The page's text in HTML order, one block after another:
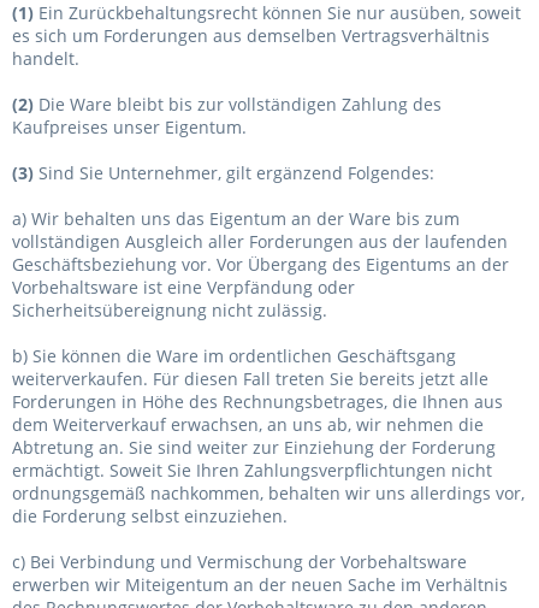
(1) Ein Zurückbehaltungsrecht können Sie nur ausüben, soweit
es sich um Forderungen aus demselben Vertragsverhältnis
handelt.
(2) Die Ware bleibt bis zur vollständigen Zahlung des
Kaufpreises unser Eigentum.
(3) Sind Sie Unternehmer, gilt ergänzend Folgendes:
a) Wir behalten uns das Eigentum an der Ware bis zum
vollständigen Ausgleich aller Forderungen aus der laufenden
Geschäftsbeziehung vor. Vor Übergang des Eigentums an der
Vorbehaltsware ist eine Verpfändung oder
Sicherheitsübereignung nicht zulässig.
b) Sie können die Ware im ordentlichen Geschäftsgang
weiterverkaufen. Für diesen Fall treten Sie bereits jetzt alle
Forderungen in Höhe des Rechnungsbetrages, die Ihnen aus
dem Weiterverkauf erwachsen, an uns ab, wir nehmen die
Abtretung an. Sie sind weiter zur Einziehung der Forderung
ermächtigt. Soweit Sie Ihren Zahlungsverpflichtungen nicht
ordnungsgemäß nachkommen, behalten wir uns allerdings vor,
die Forderung selbst einzuziehen.
c) Bei Verbindung und Vermischung der Vorbehaltsware
erwerben wir Miteigentum an der neuen Sache im Verhältnis